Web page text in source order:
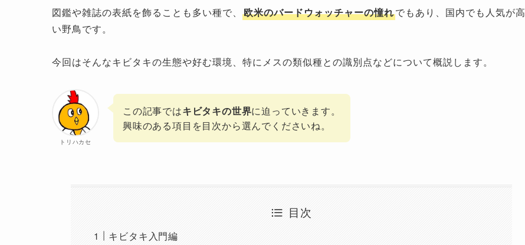
図鑑や雑誌の表紙を飾ることも多い種で、 欧米のバードウォッチャーの憧れでもあり、国内でも人気が高
い野鳥です。
今回はそんなキビタキの生態や好む環境、特にメスの類似種との識別点などについて概説します。
トリハカセ
この記事ではキビタキの世界に迫っていきます。
興味のある項目を目次から選んでくださいね。
目次
キビタキ入門編